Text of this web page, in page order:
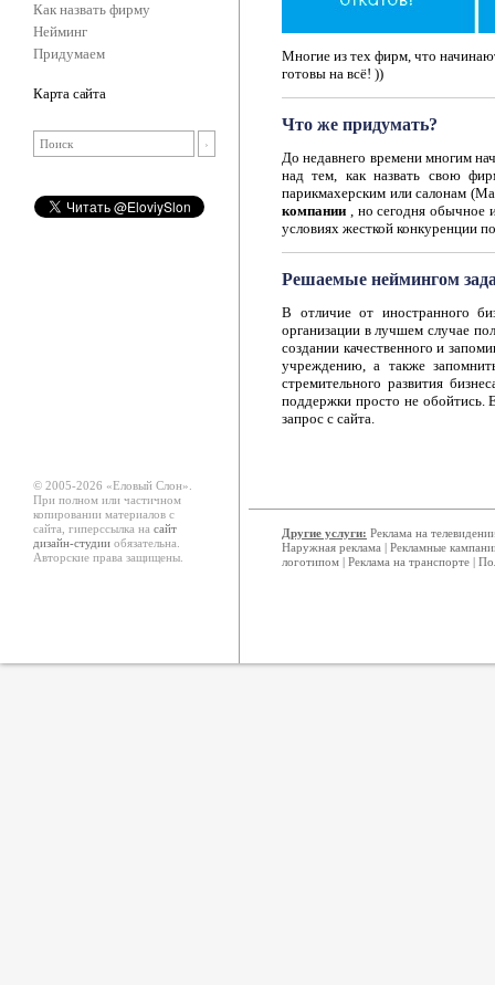
Как назвать фирму
Нейминг
Придумаем
Карта сайта
Многие из тех фирм, что
готовы на всё! ))
Что же придумать?
До недавнего времени многим
над тем, как назвать свою
парикмахерским или салонам
компании , но сегодня обычное
условиях жесткой конкуренции
Решаемые неймингом
В отличие от иностранного
организации в лучшем случае
создании качественного и
учреждению, а также
стремительного развития
поддержки просто не обойтись.
запрос с сайта.
© 2005-2026 «Еловый Cлон».
При полном или частичном
копировании материалов с
сайта, гиперссылка на сайт
дизайн-студии обязательна.
Авторские права защищены.
Другие услуги: Реклама на
Наружная реклама | Рекламные
логотипом | Реклама на транспорте |